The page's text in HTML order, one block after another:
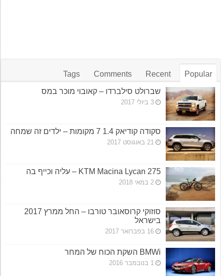
Popular
Recent
Comments
Tags
שברולט סילברדו – קאובוי מוכר במס
3 ביולי 2017
סקודה קודיאק 1.4 7 מקומות – ילדים זה שמחה
21 באוגוסט 2017
KTM Macina Lycan 275 – עליה וכייף בה
2 במאי 2018
סוזוקי קרוסאובר טורבו – החל ממרץ 2017
בישראל
16 בפברואר 2017
BMWi השקת הכוח של המחר
1 בנובמבר 2016